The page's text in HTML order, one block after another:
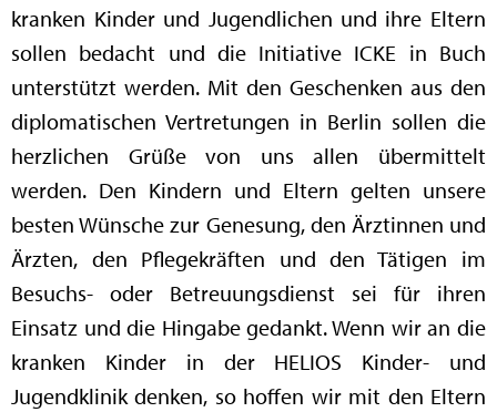
kranken Kinder und Jugendlichen und ihre Eltern
sollen bedacht und die Initiative ICKE in Buch
unterstützt werden. Mit den Geschenken aus den
diplomatischen Vertretungen in Berlin sollen die
herzlichen Grüße von uns allen übermittelt
werden. Den Kindern und Eltern gelten unsere
besten Wünsche zur Genesung, den Ärztinnen und
Ärzten, den Pflegekräften und den Tätigen im
Besuchs- oder Betreuungsdienst sei für ihren
Einsatz und die Hingabe gedankt. Wenn wir an die
kranken Kinder in der HELIOS Kinder- und
Jugendklinik denken, so hoffen wir mit den Eltern